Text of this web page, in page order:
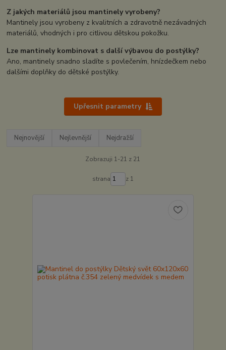
Z jakých materiálů jsou mantinely vyrobeny?
Mantinely jsou vyrobeny z kvalitních a zdravotně nezávadných
materiálů, vhodných i pro citlivou dětskou pokožku.
Lze mantinely kombinovat s další výbavou do postýlky?
Ano, mantinely snadno sladíte s povlečením, hnízdečkem nebo
dalšími doplňky do dětské postýlky.
Upřesnit parametry
Nejnovější Nejlevnější Nejdražší
Zobrazuji 1-21 z 21
strana z 1